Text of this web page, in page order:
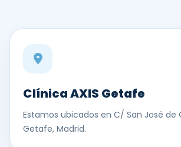
Clínica AXIS Getafe
Estamos ubicados en C/ San José de
Getafe, Madrid.